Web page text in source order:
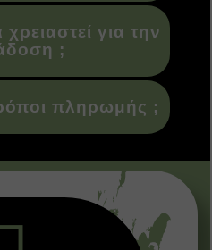
για την
;
πληρωμής ;